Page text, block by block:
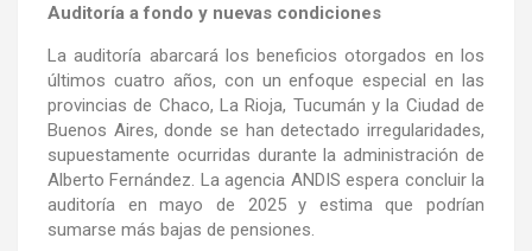
Auditoría a fondo y nuevas condiciones
La auditoría abarcará los beneficios otorgados en los
últimos cuatro años, con un enfoque especial en las
provincias de Chaco, La Rioja, Tucumán y la Ciudad de
Buenos Aires, donde se han detectado irregularidades,
supuestamente ocurridas durante la administración de
Alberto Fernández. La agencia ANDIS espera concluir la
auditoría en mayo de 2025 y estima que podrían
sumarse más bajas de pensiones.